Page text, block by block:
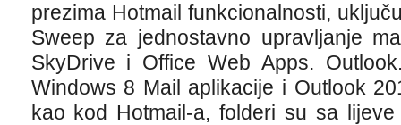
prezima Hotmail funkcionalnosti,
Sweep za jednostavno upravljanje
SkyDrive i Office Web Apps.
Windows 8 Mail aplikacije i Outlook
kao kod Hotmail-a, folderi su sa